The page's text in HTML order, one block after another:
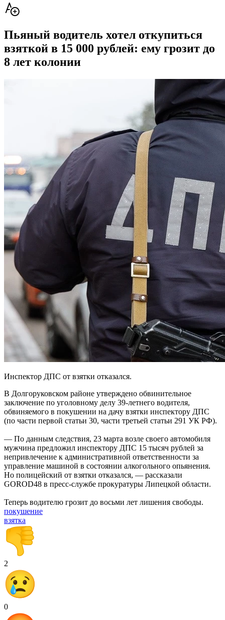
Пьяный водитель хотел откупиться
взяткой в 15 000 рублей: ему грозит до
8 лет колонии
Инспектор ДПС от взятки отказался.
В Долгоруковском районе утверждено обвинительное
заключение по уголовному делу 39-летнего водителя,
обвиняемого в покушении на дачу взятки инспектору ДПС
(по части первой статьи 30, части третьей статьи 291 УК РФ).
— По данным следствия, 23 марта возле своего автомобиля
мужчина предложил инспектору ДПС 15 тысяч рублей за
непривлечение к административной ответственности за
управление машиной в состоянии алкогольного опьянения.
Но полицейский от взятки отказался, — рассказали
GOROD48 в пресс-службе прокуратуры Липецкой области.
Теперь водителю грозит до восьми лет лишения свободы.
покушение
взятка
2
0